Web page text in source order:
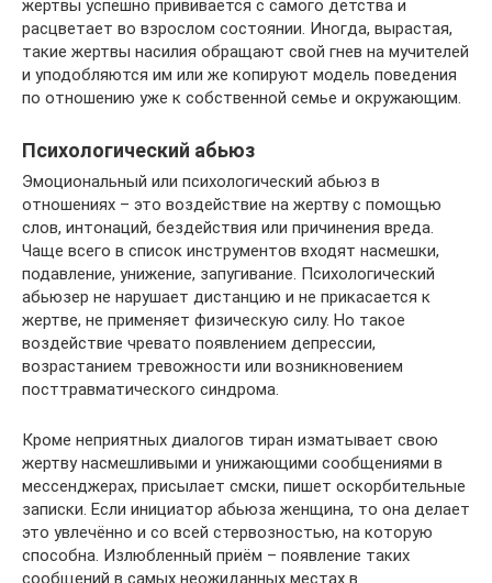
жертвы успешно прививается с самого детства и
расцветает во взрослом состоянии. Иногда, вырастая,
такие жертвы насилия обращают свой гнев на мучителей
и уподобляются им или же копируют модель поведения
по отношению уже к собственной семье и окружающим.
Психологический абьюз
Эмоциональный или психологический абьюз в
отношениях – это воздействие на жертву с помощью
слов, интонаций, бездействия или причинения вреда.
Чаще всего в список инструментов входят насмешки,
подавление, унижение, запугивание. Психологический
абьюзер не нарушает дистанцию и не прикасается к
жертве, не применяет физическую силу. Но такое
воздействие чревато появлением депрессии,
возрастанием тревожности или возникновением
посттравматического синдрома.
Кроме неприятных диалогов тиран изматывает свою
жертву насмешливыми и унижающими сообщениями в
мессенджерах, присылает смски, пишет оскорбительные
записки. Если инициатор абьюза женщина, то она делает
это увлечённо и со всей стервозностью, на которую
способна. Излюбленный приём – появление таких
сообщений в самых неожиданных местах в